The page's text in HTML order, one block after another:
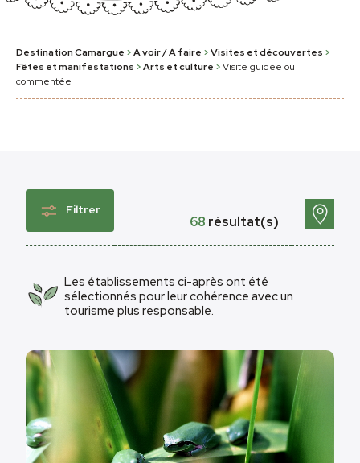
Destination Camargue >À voir / À faire >Visites et découvertes >
Fêtes et manifestations >Arts et culture >Visite guidée ou
commentée
Filtrer
68 résultat(s)
Les établissements ci-après ont été
sélectionnés pour leur cohérence avec un
tourisme plus responsable.